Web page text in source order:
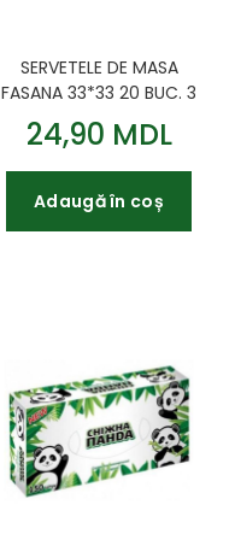
SERVETELE DE MASA
FASANA 33*33 20 BUC. 3
PLIURI
24,90 MDL
Adaugă în coș